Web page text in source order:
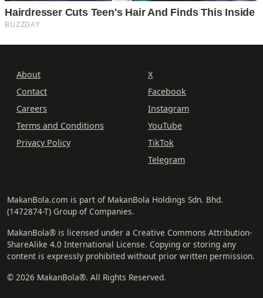
About
Contact
Careers
Terms and Conditions
Privacy Policy
X
Facebook
Instagram
YouTube
TikTok
Telegram
MakanBola.com is part of MakanBola Holdings Sdn. Bhd.
(1472874-T) Group of Companies.
MakanBola® is licensed under a Creative Commons Attribution-
ShareAlike 4.0 International License. Copying or storing any
content is expressly prohibited without prior written permission.
© 2026 MakanBola®. All Rights Reserved.